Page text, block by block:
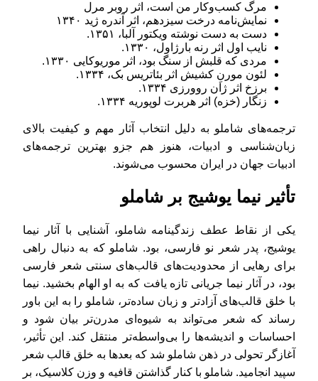
مرگ کسب‌وکار من است، اثر روبر مرل
نمایش‌نامه درخت سیزدهم، اثر آندره ژید ۱۳۴۰
دست به دست نوشته ویکتور آلبا، ۱۳۵۱.
نایب اول اثر رنه بارژاول، ۱۳۳۰.
مردی که قلبش از سنگ بود، اثر موریوکایی ۱۳۳۰.
لئون مورنِ کشیش اثر بئاتریس بک، ۱۳۳۴.
برزخ اثر ژان روورزی ۱۳۳۴.
زنگار (خزه) اثر هربرت لوپوریه ۱۳۳۴.
ترجمه‌های شاملو به دلیل انتخاب آثار مهم و کیفیت بالای
زبان‌شناسی و ادبیات، هنوز هم جزو بهترین ترجمه‌های
ادبیات جهان در ایران محسوب می‌شوند.
تأثیر نیما یوشیج بر شاملو
یکی از نقاط عطف زندگینامه شاملو، آشنایی با آثار نیما
یوشیج، پدر شعر نو فارسی، بود. شاملو که به دنبال راهی
برای رهایی از محدودیت‌های قالب‌های سنتی شعر فارسی
بود، در آثار نیما جریانی تازه یافت که به او الهام بخشید. نیما
با خلق قالب‌های آزادتر و زبان ساده‌تر، شاملو را به این باور
رساند که شعر می‌تواند به شیوه‌ای مدرن‌تر بیان شود و
احساسات و اندیشه‌ها را بی‌واسطه‌تر منتقل کند. این تأثیر،
آغازگر تحولی در ذهن شاملو شد که بعدها به خلق قالب شعر
سپید انجامید. شاملو با کنار گذاشتن قافیه و وزن کلاسیک، بر